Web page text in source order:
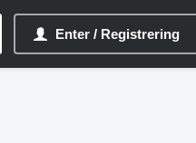
Enter / Registrering